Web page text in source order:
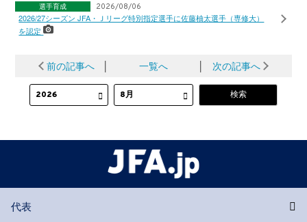
選手育成 2026/08/06
2026/27シーズン JFA・Ｊリーグ特別指定選手に佐藤柚太選手（専修大）
を認定
前の記事へ │ 一覧へ │ 次の記事へ
代表